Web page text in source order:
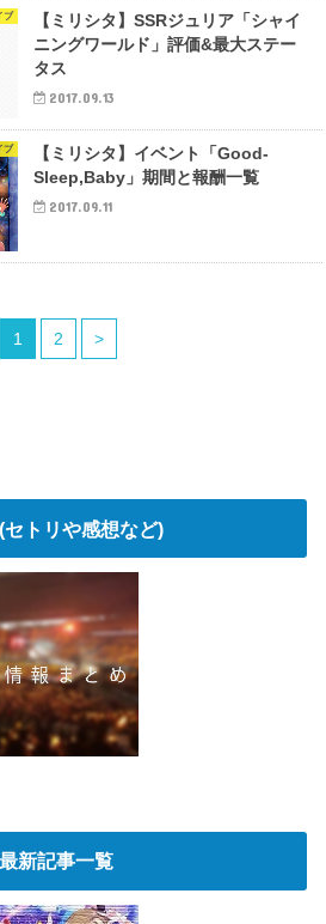
ブ
【ミリシタ】SSRジュリア「シャイ
ニングワールド」評価&最大ステー
タス
2017.09.13
ブ
【ミリシタ】イベント「Good-
Sleep,Baby」期間と報酬一覧
2017.09.11
1 2 >
トリや感想など)
新記事一覧